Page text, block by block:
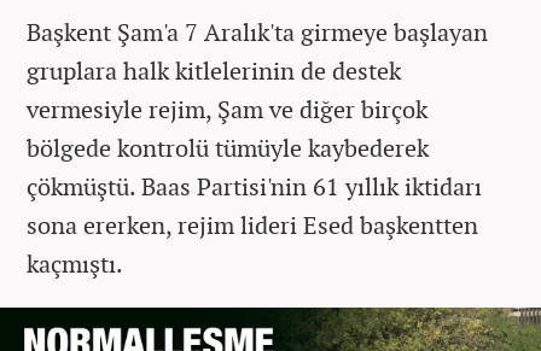
Başkent Şam'a 7 Aralık'ta girmeye başlayan
gruplara halk kitlelerinin de destek
vermesiyle rejim, Şam ve diğer birçok
bölgede kontrolü tümüyle kaybederek
çökmüştü. Baas Partisi'nin 61 yıllık iktidarı
sona ererken, rejim lideri Esed başkentten
kaçmıştı.